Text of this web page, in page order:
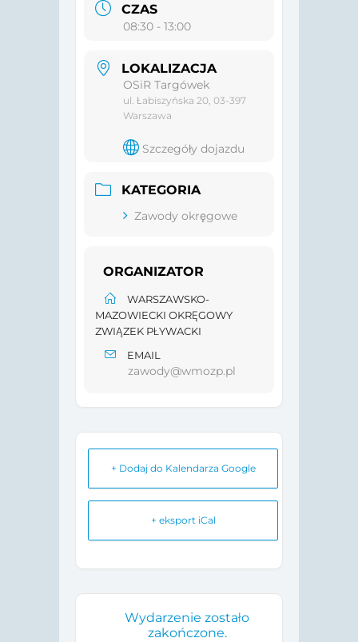
CZAS
08:30 - 13:00
LOKALIZACJA
OSiR Targówek
ul. Łabiszyńska 20, 03-397
Warszawa
Szczegóły dojazdu
KATEGORIA
Zawody okręgowe
ORGANIZATOR
WARSZAWSKO-
MAZOWIECKI OKRĘGOWY
ZWIĄZEK PŁYWACKI
EMAIL
zawody@wmozp.pl
+ Dodaj do Kalendarza Google
+ eksport iCal
Wydarzenie zostało
zakończone.